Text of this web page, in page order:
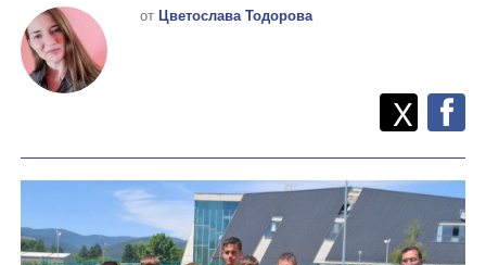
от Цветослава Тодорова
Споделете
X